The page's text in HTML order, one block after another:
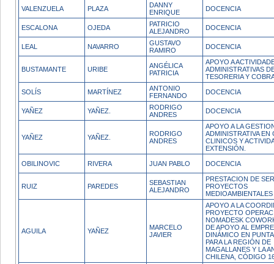
VALENZUELA PLAZA
DANNY
ENRIQUE
DOCENCIA
ESCALONA OJEDA
PATRICIO
ALEJANDRO
DOCENCIA
LEAL NAVARRO
GUSTAVO
RAMIRO
DOCENCIA
BUSTAMANTE URIBE
ANGÉLICA
PATRICIA
APOYO A
ADMINISTRATIVAS
TESORERIA Y
SOLÍS MARTÍNEZ
ANTONIO
FERNANDO
DOCENCIA
YAÑEZ YAÑEZ.
RODRIGO
ANDRES
DOCENCIA
YAÑEZ YAÑEZ.
RODRIGO
ANDRES
APOYO A LA
ADMINISTRATIVA EN
CLINICOS Y
EXTENSIÓN.
OBILINOVIC RIVERA JUAN PABLO DOCENCIA
RUIZ PAREDES
SEBASTIAN
ALEJANDRO
PRESTACION DE
PROYECTOS
MEDIOAMBIENTALES
AGUILA YAÑEZ
MARCELO
JAVIER
APOYO A LA
PROYECTO
NOMADESK
DE APOYO AL
DINÁMICO EN
PARA LA REGIÓN DE
MAGALLANES Y LA
CHILENA, CÓDIGO